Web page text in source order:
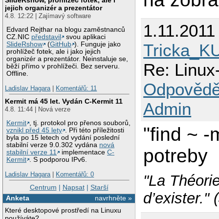
jejich organizér a prezentátor
4.8. 12:22 | Zajímavý software
Edvard Rejthar na blogu zaměstnanců
CZ.NIC představil
svou aplikaci
SlideRshow
(GitHub ). Funguje jako
prohlížeč fotek, ale i jako jejich
organizér a prezentátor. Neinstaluje se,
běží přímo v prohlížeči. Bez serveru.
Offline.
Ladislav Hagara| Komentářů: 11
Kermit má 45 let. Vydán C-Kermit 11
4.8. 11:44 | Nová verze
Kermit , tj. protokol pro přenos souborů,
vznikl před 45 lety . Při této příležitosti
byla po 15 letech od vydání poslední
stabilní verze 9.0.302 vydána nová
stabilní verze 11
implementaceC-
Kermit . S podporou IPv6.
Ladislav Hagara| Komentářů: 0
Centrum | Napsat| Starší
navrhněte »
Anketa
Které desktopové prostředí na Linuxu
Re:
Admin
"find ~ -
potreby
"La
d’exister."